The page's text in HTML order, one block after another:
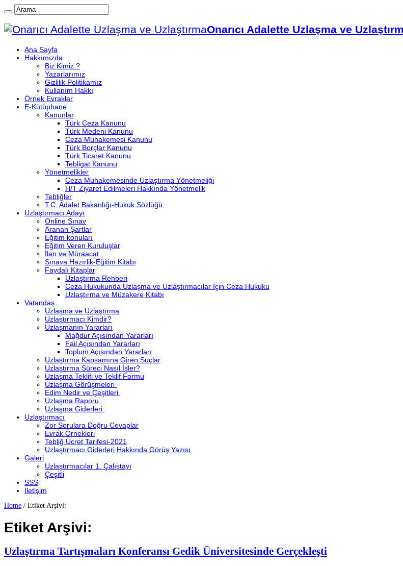
Onarıcı Adalette Uzlaşma ve
Ana Sayfa
Hakkımızda
Biz Kimiz ?
Yazarlarımız
Gizlilik Politikamız
Kullanım Hakkı
Örnek Evraklar
E-Kütüphane
Kanunlar
Türk Ceza Kanunu
Türk Medeni Kanunu
Ceza Muhakemesi Kanunu
Türk Borçlar Kanunu
Türk Ticaret Kanunu
Tebligat Kanunu
Yönetmelikler
Ceza Muhakemesinde Uzlaştırma Yönetmeliği
H/T Ziyaret Edilmeleri Hakkında Yönetmelik
Tebliğler
T.C. Adalet Bakanlığı-Hukuk Sözlüğü
Uzlaştırmacı Adayı
Online Sınav
Aranan Şartlar
Eğitim konuları
Eğitim Veren Kuruluşlar
İlan ve Müraacat
Sınava Hazırlik-Eğitim Kitabı
Faydalı Kitaplar
Uzlaştırma Rehberi
Ceza Hukukunda Uzlaşma ve Uzlaştırmacılar İçin Ceza Hukuku
Uzlaştırma ve Müzakere Kitabı
Vatandaş
Uzlaşma ve Uzlaştırma
Uzlaştırmacı Kimdir?
Uzlaşmanın Yararları
Mağdur Açısından Yararları
Fail Açısından Yararları
Toplum Açısından Yararları
Uzlaştırma Kapsamına Giren Suçlar
Uzlaştırma Süreci Nasıl İşler?
Uzlaşma Teklifi ve Teklif Formu
Uzlaşma Görüşmeleri
Edim Nedir ve Çeşitleri
Uzlaşma Raporu
Uzlaşma Giderleri
Uzlaştırmacı
Zor Sorulara Doğru Cevaplar
Evrak Örnekleri
Tebliğ Ücret Tarifesi-2021
Uzlaştırmacı Giderleri Hakkında Görüş Yazısı
Galeri
Uzlaştırmacılar 1. Çalıştayı
Çeşitli
SSS
İletişim
Home / Etiket Arşivi:
Etiket Arşivi:
Uzlaştırma Tartışmaları Konferansı Gedik Üniversitesinde Gerçekleşti